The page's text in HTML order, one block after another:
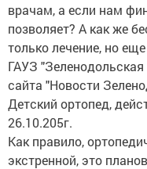
врачам, а если нам
позволяет? А как же
только лечение, но
ГАУЗ
сайта "Новости
Детский ортопед,
26.10.205г.
Как правило,
экстренной, это